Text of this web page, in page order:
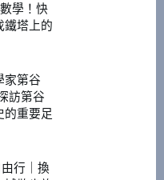
學！快
鐵塔上的
家第谷
訪第谷
的重要足
行｜換